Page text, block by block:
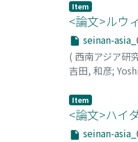
Item
<論文>ルウ
seinan-
( 西南アジア研
吉田, 和彦;
Item
<論文>ハイ
seinan-